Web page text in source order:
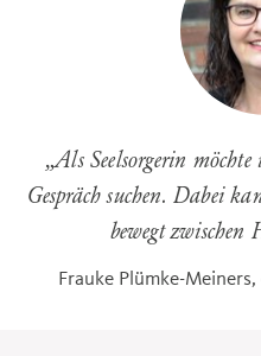
„Als Seelsorgerin
Gespräch suchen. Dabei
bewegt zwischen
Frauke Plümke-